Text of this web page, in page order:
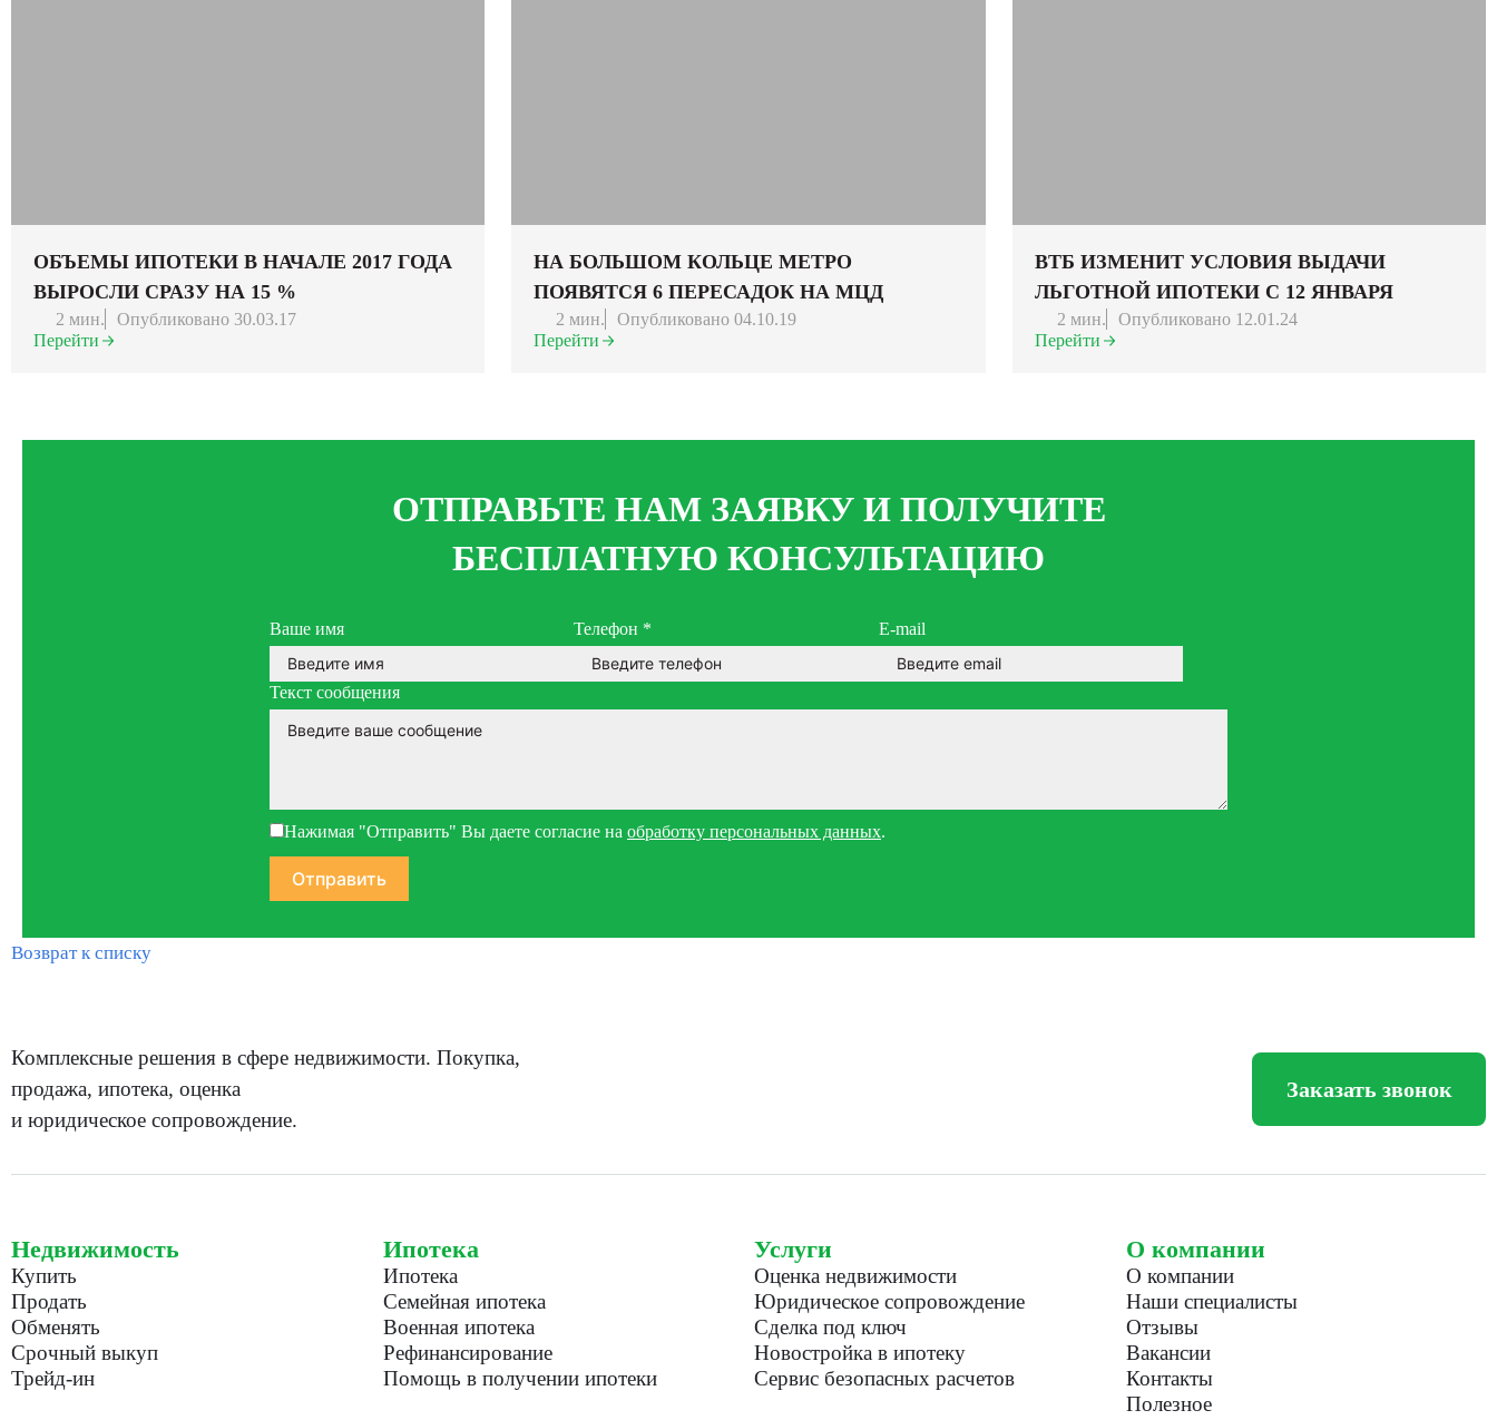
ОБЪЕМЫ ИПОТЕКИ В НАЧАЛЕ 2017 ГОДА
ВЫРОСЛИ СРАЗУ НА 15 %
2 мин.
Опубликовано 30.03.17
Перейти
НА БОЛЬШОМ КОЛЬЦЕ МЕТРО
ПОЯВЯТСЯ 6 ПЕРЕСАДОК НА МЦД
2 мин.
Опубликовано 04.10.19
Перейти
ВТБ ИЗМЕНИТ УСЛОВИЯ ВЫДАЧИ
ЛЬГОТНОЙ ИПОТЕКИ С 12 ЯНВАРЯ
2 мин.
Опубликовано 12.01.24
Перейти
ОТПРАВЬТЕ НАМ ЗАЯВКУ И ПОЛУЧИТЕ
БЕСПЛАТНУЮ КОНСУЛЬТАЦИЮ
Ваше имя Телефон * E-mail
Текст сообщения
Нажимая "Отправить" Вы даете согласие на обработку персональных данных.
Возврат к списку
Комплексные решения в сфере недвижимости. Покупка,
продажа, ипотека, оценка
и юридическое сопровождение.
Заказать звонок
Недвижимость
Купить
Продать
Обменять
Срочный выкуп
Трейд-ин
Ипотека
Ипотека
Семейная ипотека
Военная ипотека
Рефинансирование
Помощь в получении ипотеки
Услуги
Оценка недвижимости
Юридическое сопровождение
Сделка под ключ
Новостройка в ипотеку
Сервис безопасных расчетов
О компании
О компании
Наши специалисты
Отзывы
Вакансии
Контакты
Полезное